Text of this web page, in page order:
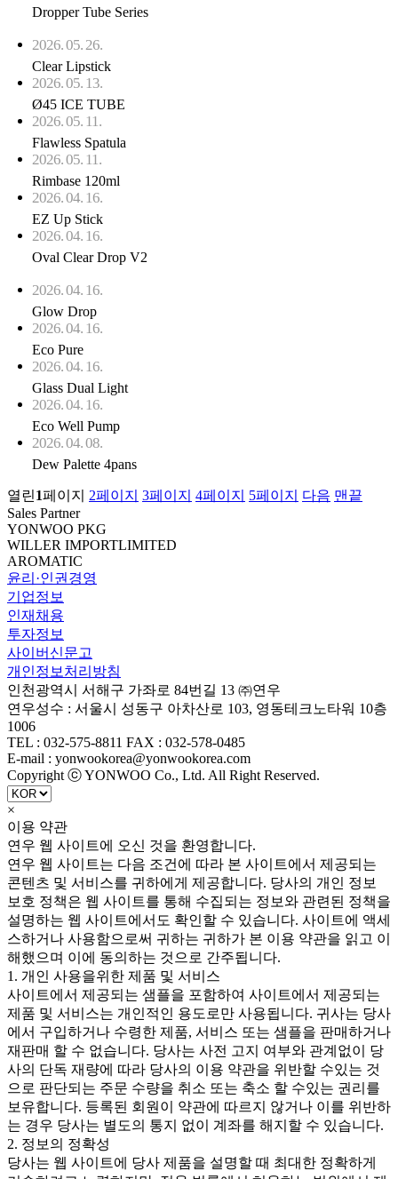
Dropper Tube Series
2026. 05. 26.
Clear Lipstick
2026. 05. 13.
Ø45 ICE TUBE
2026. 05. 11.
Flawless Spatula
2026. 05. 11.
Rimbase 120ml
2026. 04. 16.
EZ Up Stick
2026. 04. 16.
Oval Clear Drop V2
2026. 04. 16.
Glow Drop
2026. 04. 16.
Eco Pure
2026. 04. 16.
Glass Dual Light
2026. 04. 16.
Eco Well Pump
2026. 04. 08.
Dew Palette 4pans
열린1페이지 2페이지 3페이지 4페이지 5페이지 다음 맨끝
Sales Partner
YONWOO PKG
WILLER IMPORTLIMITED
AROMATIC
윤리·인권경영
기업정보
인재채용
투자정보
사이버신문고
개인정보처리방침
인천광역시 서해구 가좌로 84번길 13 ㈜연우
연우성수 : 서울시 성동구 아차산로 103, 영동테크노타워 10층
1006
TEL : 032-575-8811 FAX : 032-578-0485
E-mail : yonwookorea@yonwookorea.com
Copyright ⓒ YONWOO Co., Ltd. All Right Reserved.
×
이용 약관
연우 웹 사이트에 오신 것을 환영합니다.
연우 웹 사이트는 다음 조건에 따라 본 사이트에서 제공되는
콘텐츠 및 서비스를 귀하에게 제공합니다. 당사의 개인 정보
보호 정책은 웹 사이트를 통해 수집되는 정보와 관련된 정책을
설명하는 웹 사이트에서도 확인할 수 있습니다. 사이트에 액세
스하거나 사용함으로써 귀하는 귀하가 본 이용 약관을 읽고 이
해했으며 이에 동의하는 것으로 간주됩니다.
1. 개인 사용을위한 제품 및 서비스
사이트에서 제공되는 샘플을 포함하여 사이트에서 제공되는
제품 및 서비스는 개인적인 용도로만 사용됩니다. 귀사는 당사
에서 구입하거나 수령한 제품, 서비스 또는 샘플을 판매하거나
재판매 할 수 없습니다. 당사는 사전 고지 여부와 관계없이 당
사의 단독 재량에 따라 당사의 이용 약관을 위반할 수있는 것
으로 판단되는 주문 수량을 취소 또는 축소 할 수있는 권리를
보유합니다. 등록된 회원이 약관에 따르지 않거나 이를 위반하
는 경우 당사는 별도의 통지 없이 계좌를 해지할 수 있습니다.
2. 정보의 정확성
당사는 웹 사이트에 당사 제품을 설명할 때 최대한 정확하게